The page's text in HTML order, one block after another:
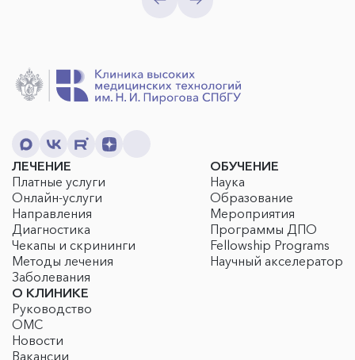
ЛЕЧЕНИЕ
Платные услуги
Онлайн-услуги
Направления
Диагностика
Чекапы и скрининги
Методы лечения
Заболевания
ОБУЧЕНИЕ
Наука
Образование
Мероприятия
Программы ДПО
Fellowship Programs
Научный акселератор
О КЛИНИКЕ
Руководство
ОМС
Новости
Вакансии